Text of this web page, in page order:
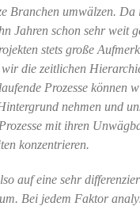
Branchen umwälzen.
Jahren schon sehr weit
stets große
die zeitlichen
Prozesse können
nehmen und
mit ihren
konzentrieren.
auf eine sehr
Bei jedem Faktor